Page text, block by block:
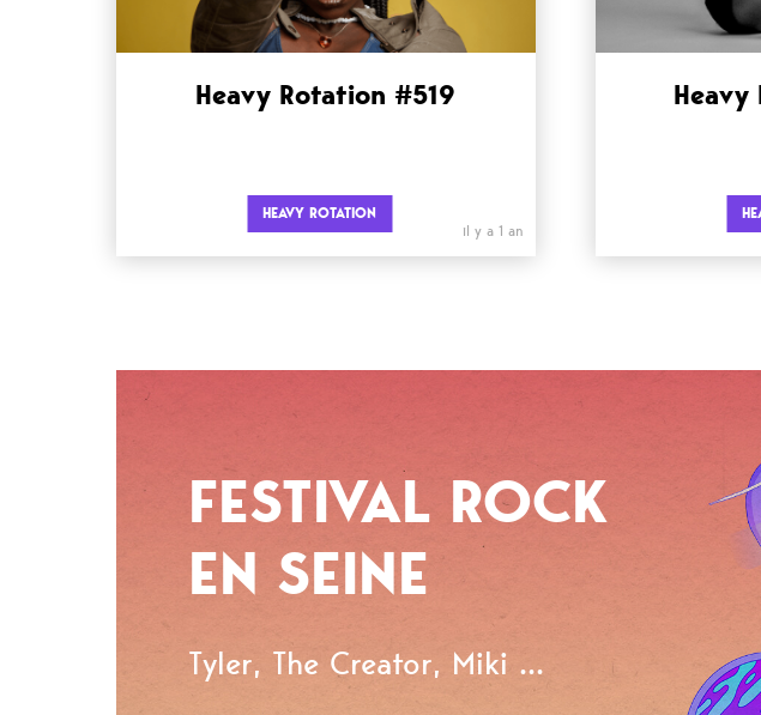
Heavy Rotation #519
HEAVY ROTATION
il y a 1 an
FESTIVAL ROCK
EN SEINE
Tyler, The Creator, Miki ...